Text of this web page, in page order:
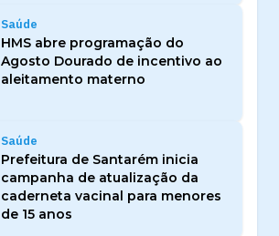
Saúde
HMS abre programação do
Agosto Dourado de incentivo ao
aleitamento materno
Saúde
Prefeitura de Santarém inicia
campanha de atualização da
caderneta vacinal para menores
de 15 anos